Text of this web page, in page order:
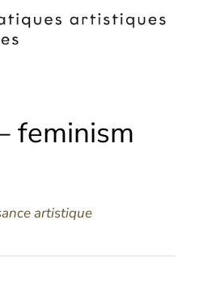
feminism
artistique